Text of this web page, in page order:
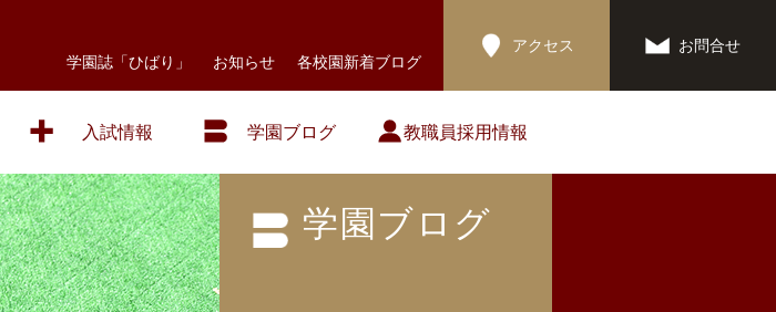
学園誌「ひばり」 お知らせ 各校園新着ブログ
アクセス お問合せ
入試情報 学園ブログ 教職員採用情報
学園ブログ